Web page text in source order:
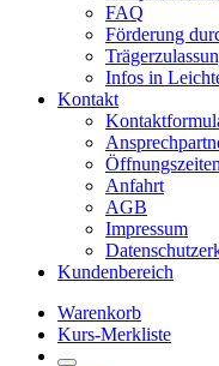
FAQ
Förderung
Infos in
Kontakt
Öffnungszeiten
Anfahrt
AGB
Impressum
Kundenbereich
Warenkorb
Kurs-Merkliste